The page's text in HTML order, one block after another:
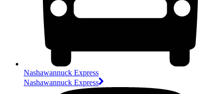
Nashawannuck Express
Nashawannuck Express